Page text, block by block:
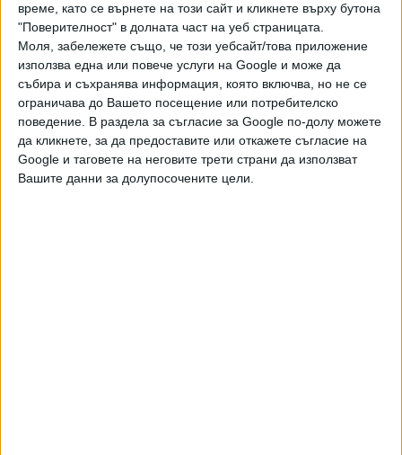
време, като се върнете на този сайт и кликнете върху бутона
"Поверителност" в долната част на уеб страницата.
Моля, забележете също, че този уебсайт/това приложение
използва една или повече услуги на Google и може да
събира и съхранява информация, която включва, но не се
ограничава до Вашето посещение или потребителско
поведение. В раздела за съгласие за Google по-долу можете
да кликнете, за да предоставите или откажете съгласие на
Google и таговете на неговите трети страни да използват
Вашите данни за долупосочените цели.
В поведението на активистите на "Възраждане" има и
други "валутни" парадокси. Миналата година разследване
на BIRD разкри, че част от депутатите на тази партия
предпочитат да държат спестяванията си и да взимат
кредити не в левове, долари или рубли примерно, а
именно в евро.
В разгара на пандемията Ковид-19 "Възраждане" също
бяха уличени в шизофренно поведение. Курсът на